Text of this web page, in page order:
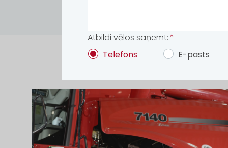
Atbildi vēlos saņemt:
Telefons
E-pasts